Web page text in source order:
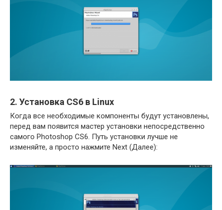
2. Установка CS6 в Linux
Когда все необходимые компоненты будут установлены,
перед вам появится мастер установки непосредственно
самого Photoshop CS6. Путь установки лучше не
изменяйте, а просто нажмите Next (Далее):